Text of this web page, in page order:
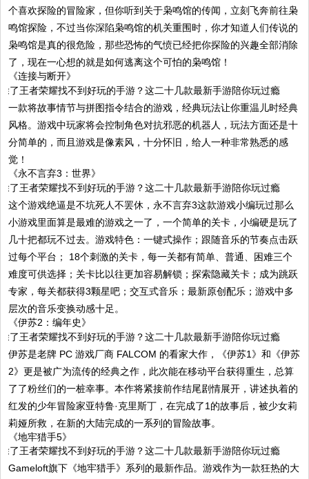
个喜欢探险的冒险家，但你听到关于枭鸣馆的传闻，立刻飞奔前往枭
鸣馆探险，不过当你深陷枭鸣馆的机关重围时，你才知道人们传说的
枭鸣馆是真的很危险，那些恐怖的气愤已经把你探险的兴趣全部消除
了，现在一心想的就是如何逃离这个可怕的枭鸣馆！
《连接与断开》
一款将故事情节与拼图指令结合的游戏，经典玩法让你重温儿时经典
风格。游戏中玩家将会控制角色对抗邪恶的机器人，玩法方面还是十
分简单的，而且游戏是像素风，十分怀旧，给人一种非常熟悉的感
觉！
《永不言弃3：世界》
这个游戏绝逼是不坑死人不罢休，永不言弃3这款游戏小编玩过那么
小游戏里面算是最难的游戏之一了，一个简单的关卡，小编硬是玩了
几十把都玩不过去。游戏特色：一键式操作；跟随音乐的节奏点击跃
过每个平台； 18个刺激的关卡，每一关都有简单、普通、困难三个
难度可供选择；关卡比以往更加容易解锁；探索隐藏关卡；成为跳跃
专家，每关都获得3颗星吧；交互式音乐；最新原创配乐；游戏中多
层次的音乐变换动感十足。
《伊苏2：编年史》
伊苏是老牌 PC 游戏厂商 FALCOM 的看家大作，《伊苏1》和《伊苏
2》更是被广为流传的经典之作，此次能在移动平台获得重生，总算
了了粉丝们的一桩幸事。本作将紧接前作结尾剧情展开，讲述执着的
红发的少年冒险家亚特鲁·克里斯丁，在完成了1的故事后，被少女莉
莉娅所救，在新的大陆完成的一系列的冒险故事。
《地牢猎手5》
Gameloft旗下《地牢猎手》系列的最新作品。游戏作为一款狂热的大